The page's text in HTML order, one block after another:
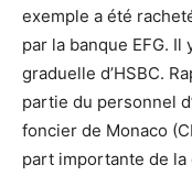
exemple a été
par la banque EFG.
graduelle d’HSBC.
partie du personnel
foncier de Monaco
part importante de